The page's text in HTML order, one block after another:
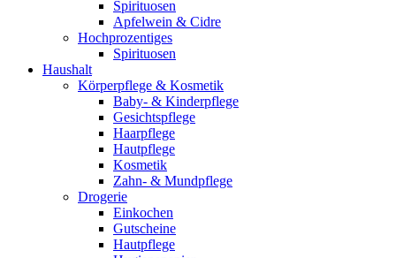
Spirituosen
Apfelwein & Cidre
Hochprozentiges
Spirituosen
Haushalt
Körperpflege & Kosmetik
Baby- & Kinderpflege
Gesichtspflege
Haarpflege
Hautpflege
Kosmetik
Zahn- & Mundpflege
Drogerie
Einkochen
Gutscheine
Hautpflege